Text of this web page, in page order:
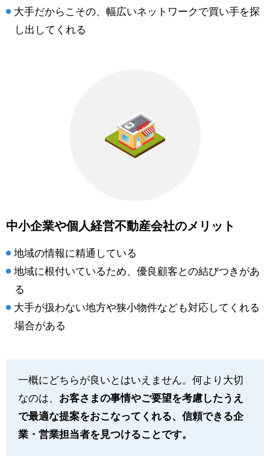
大手だからこその、幅広いネットワークで買い手を探
し出してくれる
中小企業や個人経営不動産会社のメリット
地域の情報に精通している
地域に根付いているため、優良顧客との結びつきがあ
る
大手が扱わない地方や狭小物件なども対応してくれる
場合がある
一概にどちらが良いとはいえません。何より大切
なのは、 お客さまの事情やご要望を考慮したうえ
で最適な提案をおこなってくれる、信頼できる企
業・営業担当者を見つけることです。